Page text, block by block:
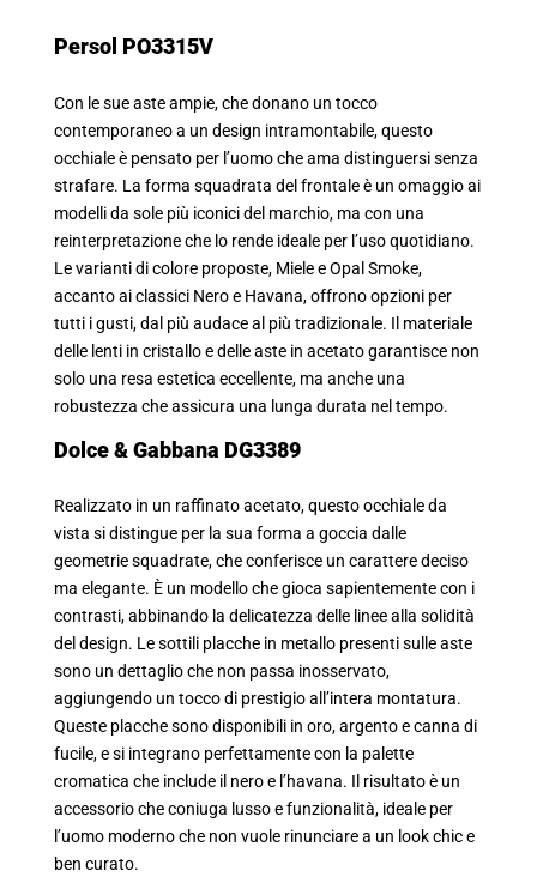
Persol PO3315V
Con le sue aste ampie, che donano un tocco
contemporaneo a un design intramontabile, questo
occhiale è pensato per l’uomo che ama distinguersi senza
strafare. La forma squadrata del frontale è un omaggio ai
modelli da sole più iconici del marchio, ma con una
reinterpretazione che lo rende ideale per l’uso quotidiano.
Le varianti di colore proposte, Miele e Opal Smoke,
accanto ai classici Nero e Havana, offrono opzioni per
tutti i gusti, dal più audace al più tradizionale. Il materiale
delle lenti in cristallo e delle aste in acetato garantisce non
solo una resa estetica eccellente, ma anche una
robustezza che assicura una lunga durata nel tempo.
Dolce & Gabbana DG3389
Realizzato in un raffinato acetato, questo occhiale da
vista si distingue per la sua forma a goccia dalle
geometrie squadrate, che conferisce un carattere deciso
ma elegante. È un modello che gioca sapientemente con i
contrasti, abbinando la delicatezza delle linee alla solidità
del design. Le sottili placche in metallo presenti sulle aste
sono un dettaglio che non passa inosservato,
aggiungendo un tocco di prestigio all’intera montatura.
Queste placche sono disponibili in oro, argento e canna di
fucile, e si integrano perfettamente con la palette
cromatica che include il nero e l’havana. Il risultato è un
accessorio che coniuga lusso e funzionalità, ideale per
l’uomo moderno che non vuole rinunciare a un look chic e
ben curato.